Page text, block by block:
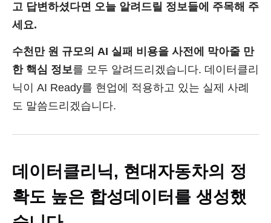
고 답변하셨다면 오늘 알려드릴 정보들에 주목해 주
세요.
수천만 원 규모의 AI 실패 비용을 사전에 막아줄 만
한 핵심 정보를 모두 알려드리겠습니다. 데이터클리
닉이 AI Ready를 현업에 적용하고 있는 실제 사례
도 말씀드리겠습니다.
데이터클리닉, 현대자동차의 정
확도 높은 합성데이터를 생성했